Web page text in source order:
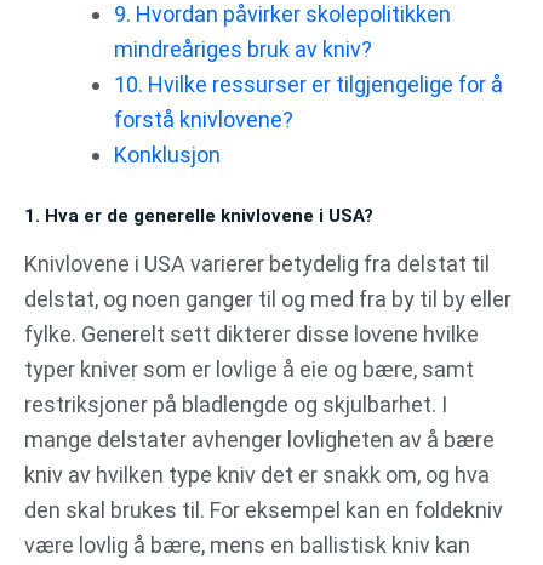
9. Hvordan påvirker skolepolitikken
mindreåriges bruk av kniv?
10. Hvilke ressurser er tilgjengelige for å
forstå knivlovene?
Konklusjon
1. Hva er de generelle knivlovene i USA?
Knivlovene i USA varierer betydelig fra delstat til
delstat, og noen ganger til og med fra by til by eller
fylke. Generelt sett dikterer disse lovene hvilke
typer kniver som er lovlige å eie og bære, samt
restriksjoner på bladlengde og skjulbarhet. I
mange delstater avhenger lovligheten av å bære
kniv av hvilken type kniv det er snakk om, og hva
den skal brukes til. For eksempel kan en foldekniv
være lovlig å bære, mens en ballistisk kniv kan